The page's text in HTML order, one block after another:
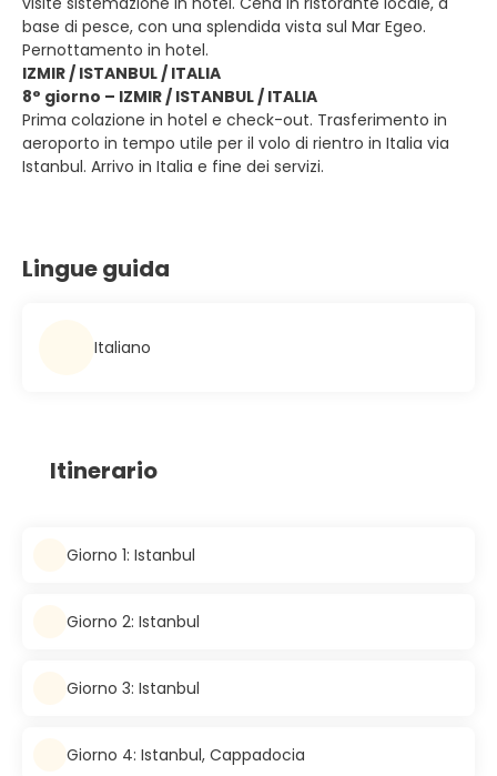
base di pesce, con una splendida vista sul Mar Egeo.
Pernottamento in hotel.
IZMIR / ISTANBUL / ITALIA
8° giorno – IZMIR / ISTANBUL / ITALIA
Prima colazione in hotel e check-out. Trasferimento in
aeroporto in tempo utile per il volo di rientro in Italia via
Istanbul. Arrivo in Italia e fine dei servizi.
Lingue guida
Italiano
Itinerario
Giorno 1: Istanbul
Giorno 2: Istanbul
Giorno 3: Istanbul
Giorno 4: Istanbul, Cappadocia